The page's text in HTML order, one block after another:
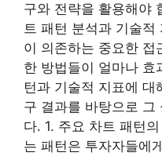
구와 전략을 활용해야
트 패턴 분석과 기술적
이 의존하는 중요한 접
한 방법들이 얼마나 효
턴과 기술적 지표에 대
구 결과를 바탕으로 그
다. 1. 주요 차트 패턴
는 패턴은 투자자들에